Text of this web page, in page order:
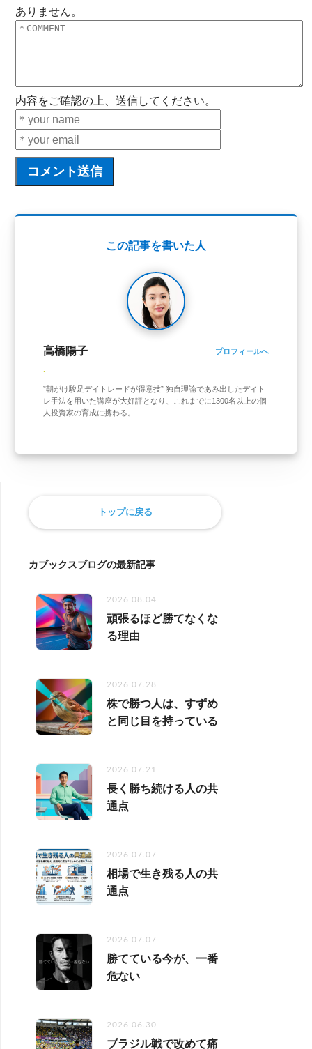
ありません。
内容をご確認の上、送信してください。
この記事を書いた人
高橋陽子 プロフィールへ
.
”朝がけ駿足デイトレードが得意技” 独自理論であみ出したデイト
レ手法を用いた講座が大好評となり、これまでに1300名以上の個
人投資家の育成に携わる。
トップに戻る
カブックスブログの最新記事
2026.08.04
頑張るほど勝てなくな
る理由
2026.07.28
株で勝つ人は、すずめ
と同じ目を持っている
2026.07.21
長く勝ち続ける人の共
通点
2026.07.07
相場で生き残る人の共
通点
2026.07.07
勝てている今が、一番
危ない
2026.06.30
ブラジル戦で改めて痛